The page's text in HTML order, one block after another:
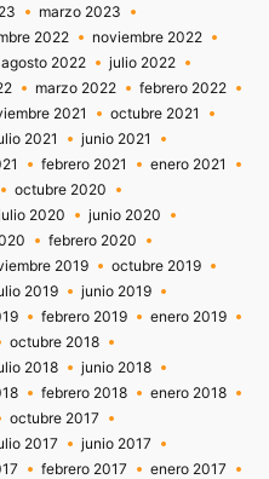
marzo 2023
2022
noviembre 2022
agosto 2022
julio 2022
marzo 2022
febrero 2022
2021
octubre 2021
2021
junio 2021
febrero 2021
enero 2021
octubre 2020
2020
junio 2020
febrero 2020
2019
octubre 2019
2019
junio 2019
febrero 2019
enero 2019
octubre 2018
2018
junio 2018
febrero 2018
enero 2018
octubre 2017
2017
junio 2017
febrero 2017
enero 2017